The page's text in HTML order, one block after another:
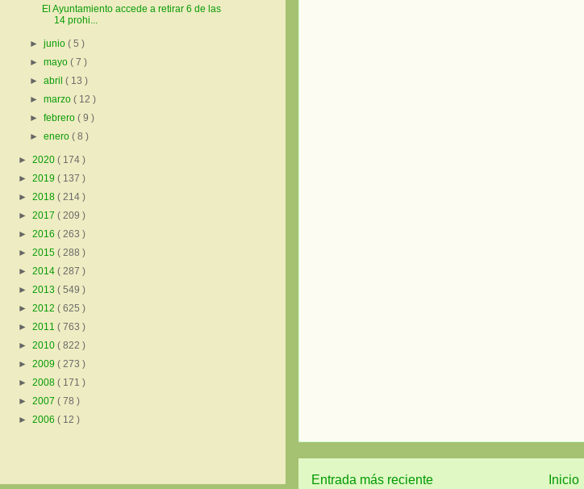
Entrada más reciente Inicio
El Ayuntamiento accede a retirar 6 de las
14 prohi...
►junio( 5 )
►mayo( 7 )
►abril( 13 )
►marzo( 12 )
►febrero( 9 )
►enero( 8 )
► 2020 ( 174 )
► 2019 ( 137 )
► 2018 ( 214 )
► 2017 ( 209 )
► 2016 ( 263 )
► 2015 ( 288 )
► 2014 ( 287 )
► 2013 ( 549 )
► 2012 ( 625 )
► 2011 ( 763 )
► 2010 ( 822 )
► 2009 ( 273 )
► 2008 ( 171 )
► 2007 ( 78 )
► 2006 ( 12 )